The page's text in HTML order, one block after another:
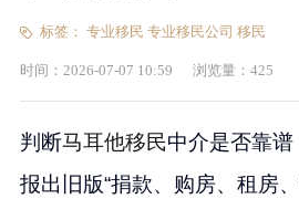
标签： 专业移民 专业移民公司 移民
时间： 2026-07-07 10:59 浏览量： 425
判断马耳他移民中介是否靠
报出旧版“捐款、购房、租房、